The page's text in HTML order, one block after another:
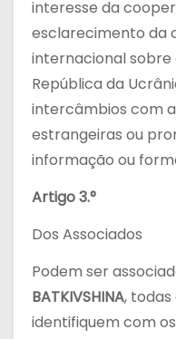
interesse da
esclarecimento da
internacional
República da
intercâmbios com
estrangeiras ou
informação ou
Artigo 3.°
Dos Associados
Podem ser
BATKIVSHINA, todas
identifiquem com